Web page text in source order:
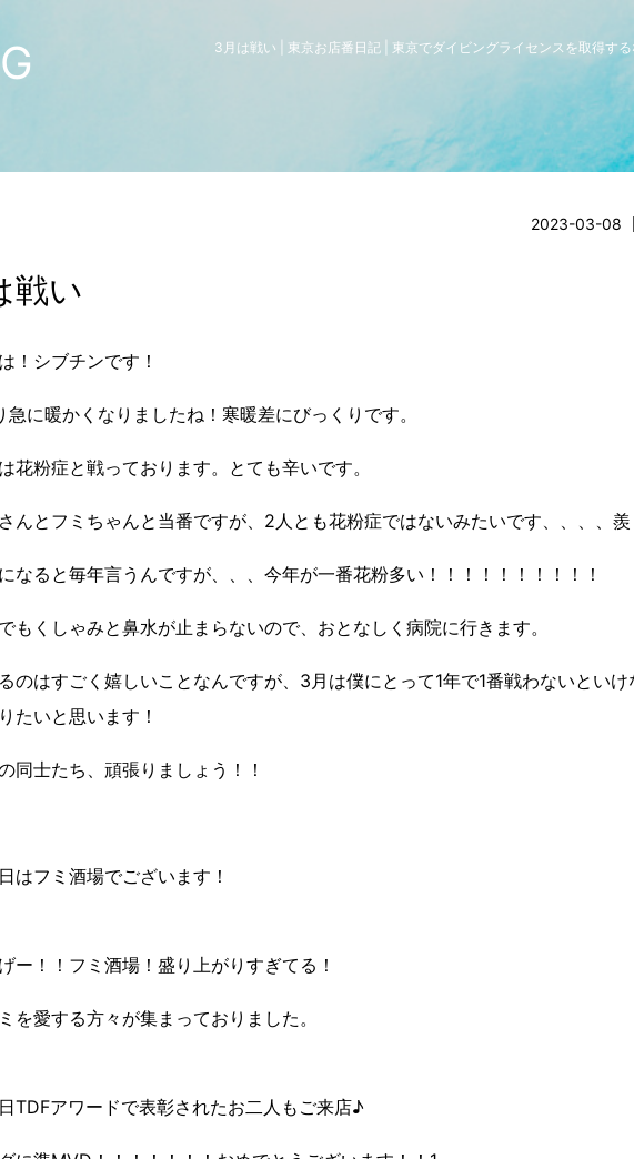
3月は戦い | 東京お店番日記 | 東京でダイビングライセンスを取得す
2023-03-08
戦い
！シブチンです！
急に暖かくなりましたね！寒暖差にびっくりです。
花粉症と戦っております。とても辛いです。
んとフミちゃんと当番ですが、2人とも花粉症ではないみたいです、、、、羨
なると毎年言うんですが、、、今年が一番花粉多い！！！！！！！！！！
もくしゃみと鼻水が止まらないので、おとなしく病院に行きます。
のはすごく嬉しいことなんですが、3月は僕にとって1年で1番戦わないとい
たいと思います！
同士たち、頑張りましょう！！
はフミ酒場でございます！
ー！！フミ酒場！盛り上がりすぎてる！
を愛する方々が集まっておりました。
TDFアワードで表彰されたお二人もご来店♪